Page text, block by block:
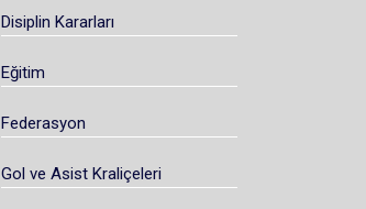
Disiplin Kararları
Eğitim
Federasyon
Gol ve Asist Kraliçeleri